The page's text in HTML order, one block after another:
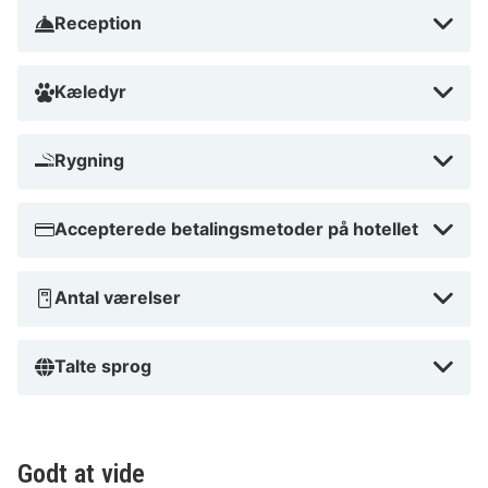
Reception
Kæledyr
Rygning
Accepterede betalingsmetoder på hotellet
Antal værelser
Talte sprog
Godt at vide